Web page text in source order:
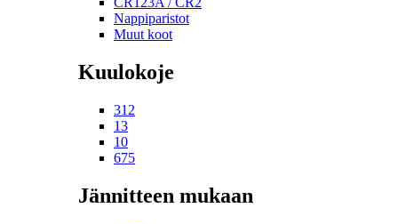
Nappiparistot
Muut koot
Kuulokoje
312
13
10
675
Jännitteen mukaan